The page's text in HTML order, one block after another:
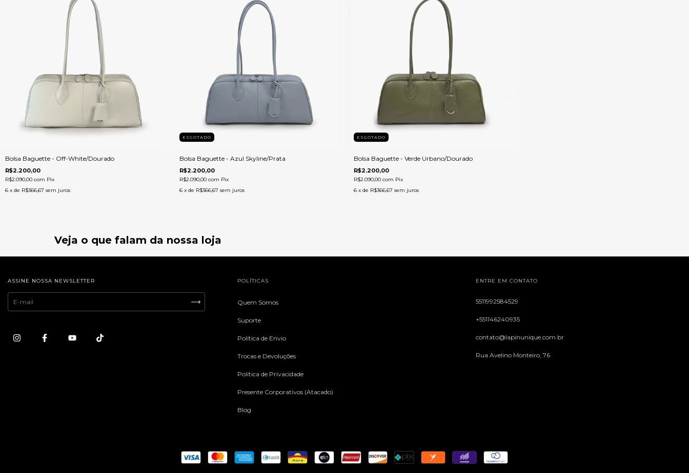
Bolsa Baguette - Off-White/Dourado
R$2.200,00
R$2.090,00 com Pix
6 x de R$366,67 sem juros
ESGOTADO
Bolsa Baguette - Azul Skyline/Prata
R$2.200,00
R$2.090,00 com Pix
6 x de R$366,67 sem juros
ESGOTADO
Bolsa Baguette - Verde Urbano/Dourado
R$2.200,00
R$2.090,00 com Pix
6 x de R$366,67 sem juros
Veja o que falam da nossa loja
ASSINE NOSSA NEWSLETTER POLÍTICAS
Quem Somos
Suporte
Política de Envio
Trocas e Devoluções
Política de Privacidade
Presente Corporativos (Atacado)
Blog
ENTRE EM CONTATO
5511992584529
+551146240935
contato@lapinunique.com.br
Rua Avelino Monteiro, 76